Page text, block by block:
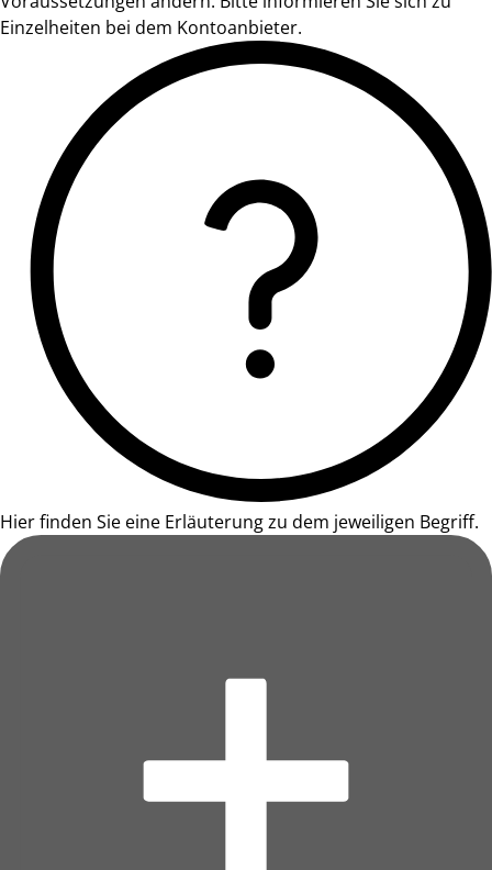
Einzelheiten bei dem Kontoanbieter.
Hier finden Sie eine Erläuterung zu dem jeweiligen Begriff.